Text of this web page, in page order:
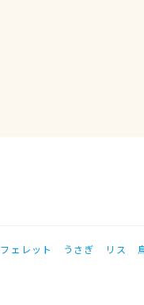
フェレット うさぎ リス